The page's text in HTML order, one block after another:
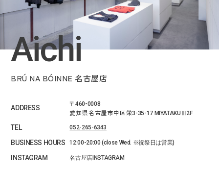
Aichi
BRÚ NA BÓINNE 名古屋店
ADDRESS
〒460-0008
愛知県名古屋市中区栄3-35-17 MIYATAKUⅢ2F
TEL 052-265-6343
BUSINESS HOURS 12:00-20:00 (close Wed. ※祝祭日は営業)
INSTAGRAM 名古屋店INSTAGRAM